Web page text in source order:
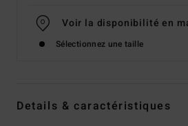
Voir la disponibilité en
Sélectionnez une taille
Details & caractéristiques